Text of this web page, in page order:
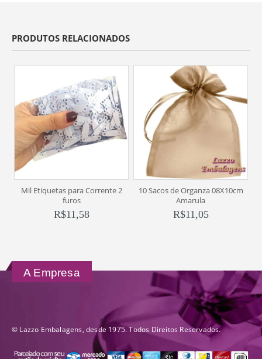
PRODUTOS RELACIONADOS
Mil Etiquetas para Corrente 2
furos
R$11,58
10 Sacos de Organza 08X10cm
Amarula
R$11,05
A Empresa
© Lazzo Embalagens, desde 1975. Todos Direitos Reservados.